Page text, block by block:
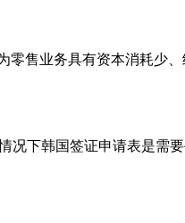
售业务具有资本消耗少
下韩国签证申请表是需